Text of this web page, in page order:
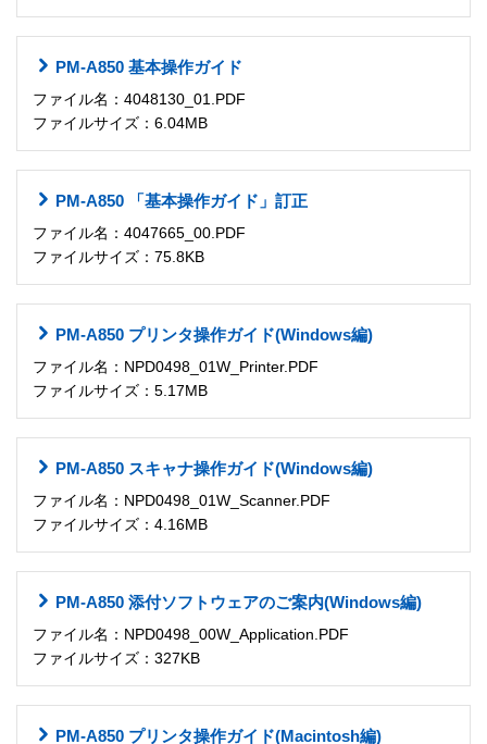
PM-A850 基本操作ガイド
ファイル名：4048130_01.PDF
ファイルサイズ：6.04MB
PM-A850 「基本操作ガイド」訂正
ファイル名：4047665_00.PDF
ファイルサイズ：75.8KB
PM-A850 プリンタ操作ガイド(Windows編)
ファイル名：NPD0498_01W_Printer.PDF
ファイルサイズ：5.17MB
PM-A850 スキャナ操作ガイド(Windows編)
ファイル名：NPD0498_01W_Scanner.PDF
ファイルサイズ：4.16MB
PM-A850 添付ソフトウェアのご案内(Windows編)
ファイル名：NPD0498_00W_Application.PDF
ファイルサイズ：327KB
PM-A850 プリンタ操作ガイド(Macintosh編)